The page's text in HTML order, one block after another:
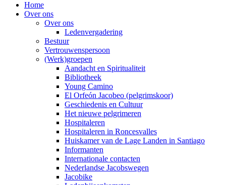
Home
Over ons
Over ons
Ledenvergadering
Bestuur
Vertrouwenspersoon
(Werk)groepen
Aandacht en Spiritualiteit
Bibliotheek
Young Camino
El Orfeón Jacobeo (pelgrimskoor)
Geschiedenis en Cultuur
Het nieuwe pelgrimeren
Hospitaleren
Hospitaleren in Roncesvalles
Huiskamer van de Lage Landen in Santiago
Informanten
Internationale contacten
Nederlandse Jacobswegen
Jacobike